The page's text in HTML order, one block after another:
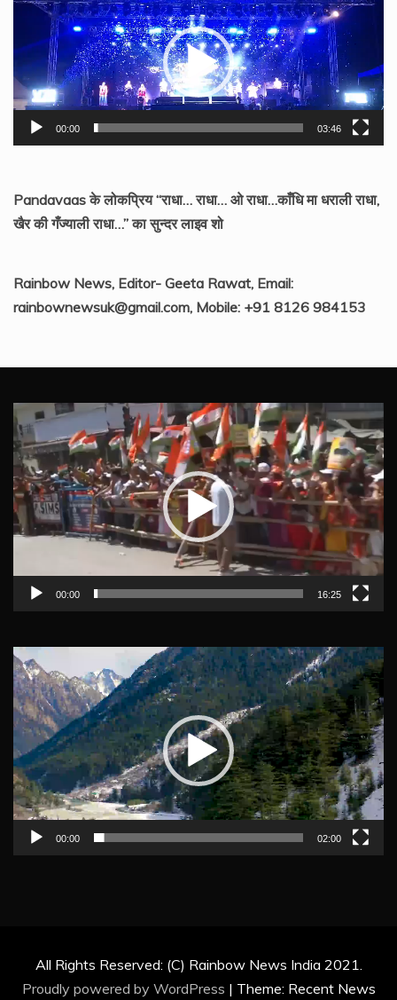
Player
00:00 03:46
Pandavaas के लोकप्रिय “राधा… राधा… ओ राधा…काँधि मा धराली राधा,
खैर की गँज्याली राधा…” का सुन्दर लाइव शो
Rainbow News, Editor- Geeta Rawat, Email:
rainbownewsuk@gmail.com, Mobile: +91 8126 984153
Video
Player
00:00 16:25
Video
Player
00:00 02:00
All Rights Reserved: (C) Rainbow News India 2021.
Proudly powered by WordPress | Theme: Recent News